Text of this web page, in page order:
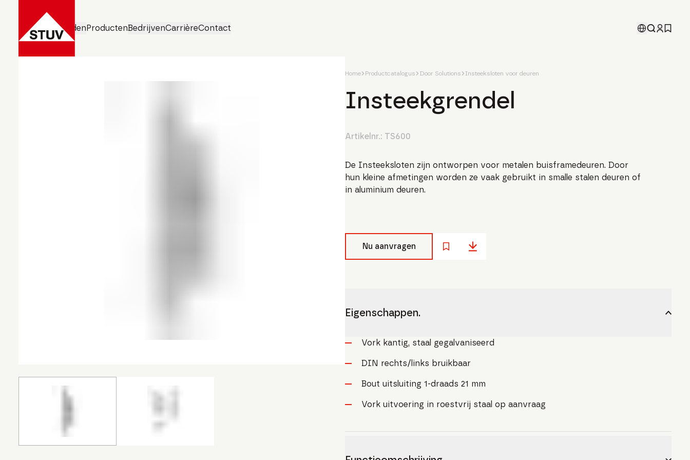
BedrijfsgebiedenProductenBedrijvenCarrièreContact
Home Productcatalogus Door Solutions Insteeksloten voor deuren
Insteekgrendel
Artikelnr.: TS600
De Insteeksloten zijn ontworpen voor metalen buisframedeuren. Door
hun kleine afmetingen worden ze vaak gebruikt in smalle stalen deuren of
in aluminium deuren.
Nu aanvragen
Eigenschappen.
Vork kantig, staal gegalvaniseerd
DIN rechts/links bruikbaar
Bout uitsluiting 1-draads 21 mm
Vork uitvoering in roestvrij staal op aanvraag